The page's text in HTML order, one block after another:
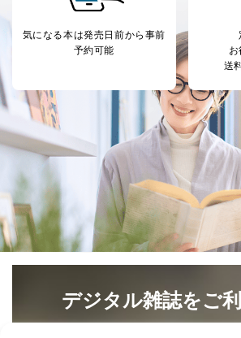
た者が法令の定める事務を遂行する
により当該事務の遂行に支障を及ぼす
き。
上記２．の利用目的を実施するため
だ企業に、業務の一部として個人情
託・提供する場合、その業務に必要
供先企業に個人情報を開示することが
委託・提供先企業は具体的には以下
が、これらに限りません。
委託先：カスタマーサポート支援
トカード決済などの決済代行・料
告配信サービス会社
提供先：出版社、出版物発売元、
店など商品の供給者、梱包会社、
販売店などの梱包・配送・配達会
当社は、本人から、開示対象個人情報に
気になる本は発売日前から事前
予約可能
送
デジタル雑誌をご